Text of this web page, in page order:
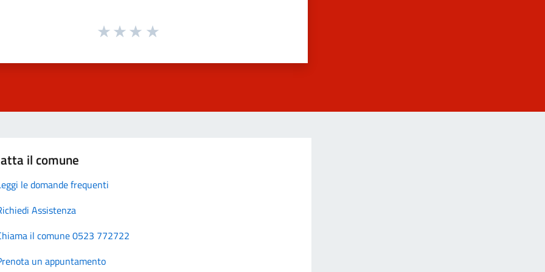
il comune
le domande frequenti
Assistenza
il comune 0523 772722
un appuntamento